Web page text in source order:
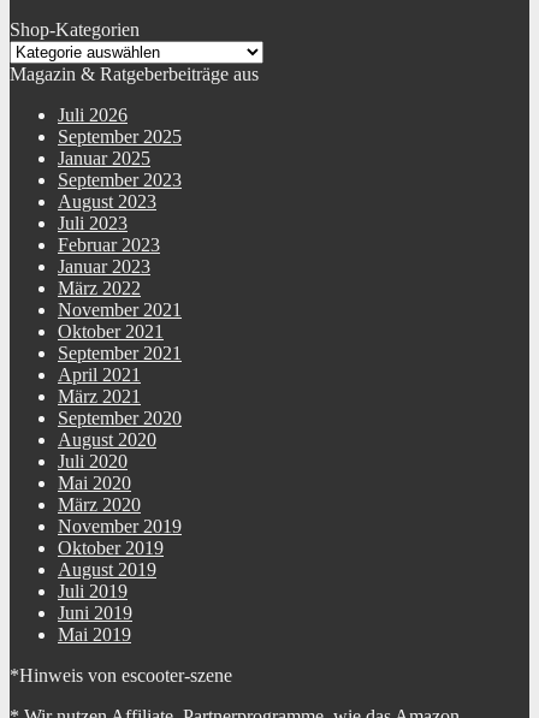
Shop-Kategorien
Magazin & Ratgeberbeiträge aus
Juli 2026
September 2025
Januar 2025
September 2023
August 2023
Juli 2023
Februar 2023
Januar 2023
März 2022
November 2021
Oktober 2021
September 2021
April 2021
März 2021
September 2020
August 2020
Juli 2020
Mai 2020
März 2020
November 2019
Oktober 2019
August 2019
Juli 2019
Juni 2019
Mai 2019
*Hinweis von escooter-szene